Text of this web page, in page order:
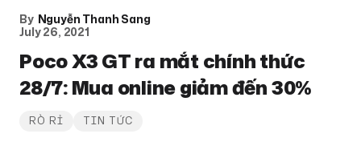
By Nguyễn Thanh Sang
July 26, 2021
Poco X3 GT ra mắt chính thức
28/7: Mua online giảm đến 30%
RÒ RỈ TIN TỨC